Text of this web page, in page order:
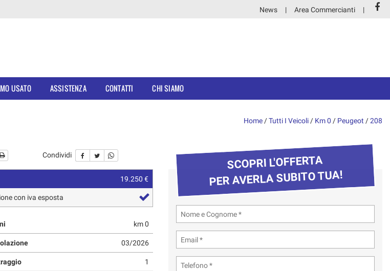
News Area Commercianti
USATO ASSISTENZA CONTATTI CHI SIAMO
Home /Tutti I Veicoli / Km 0 / Peugeot /208
Condividi
19.250 €
con iva esposta
km 0
03/2026
1
SCOPRI L'OFFERTA
PER AVERLA SUBITO TUA!